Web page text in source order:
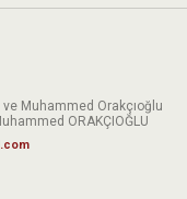
ve Muhammed Orakçıoğlu
ORAKÇIOĞLU